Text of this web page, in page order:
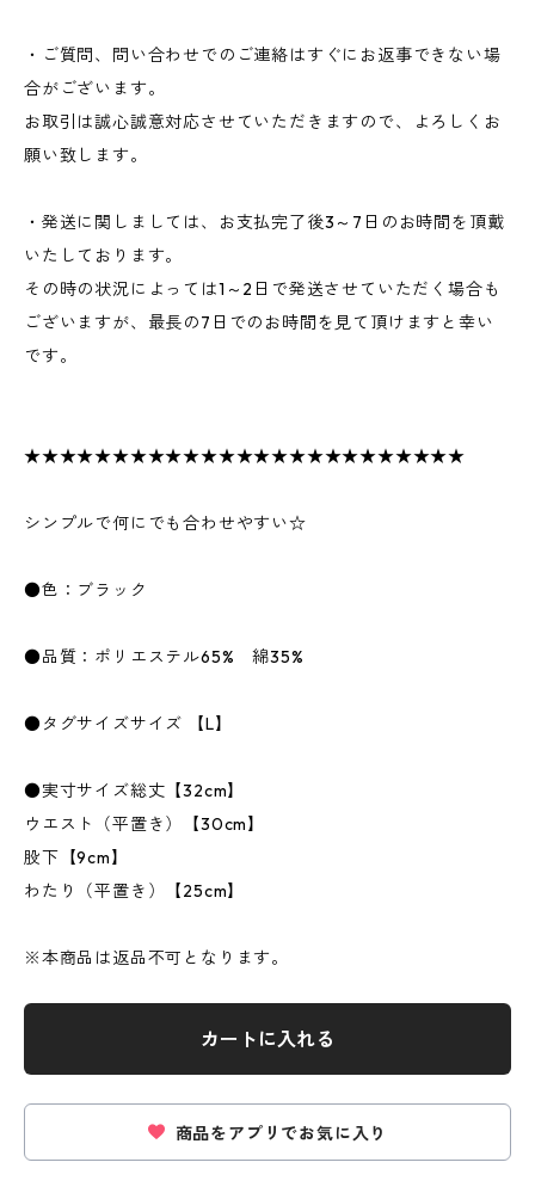
・ご質問、問い合わせでのご連絡はすぐにお返事できない場
合がございます。
お取引は誠心誠意対応させていただきますので、よろしくお
願い致します。
・発送に関しましては、お支払完了後3～7日のお時間を頂戴
いたしております。
その時の状況によっては1～2日で発送させていただく場合も
ございますが、最長の7日でのお時間を見て頂けますと幸い
です。
★★★★★★★★★★★★★★★★★★★★★★★★★
シンプルで何にでも合わせやすい☆
●色：ブラック
●品質：ポリエステル65% 綿35%
●タグサイズサイズ 【L】
●実寸サイズ総丈【32cm】
ウエスト（平置き）【30cm】
股下【9cm】
わたり（平置き）【25cm】
※本商品は返品不可となります。
カートに入れる
商品をアプリでお気に入り